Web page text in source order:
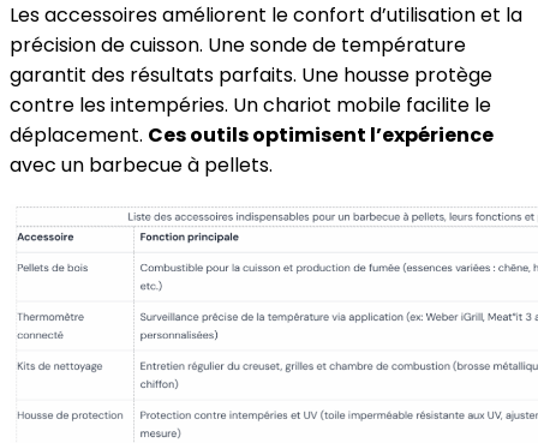
Les accessoires améliorent le confort d’utilisation et la
précision de cuisson. Une sonde de température
garantit des résultats parfaits. Une housse protège
contre les intempéries. Un chariot mobile facilite le
déplacement. Ces outils optimisent l’expérience
avec un barbecue à pellets.